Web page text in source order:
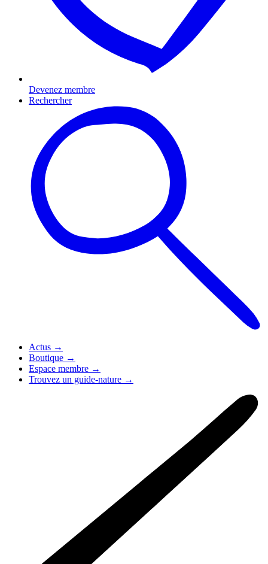
Devenez membre
Rechercher
Actus →
Boutique →
Espace membre →
Trouvez un guide-nature →